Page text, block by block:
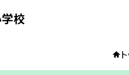
校